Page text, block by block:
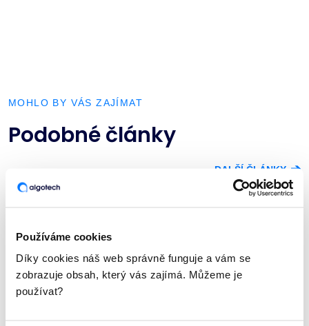
Používáme cookies
Díky cookies náš web správně funguje a vám se
zobrazuje obsah, který vás zajímá. Můžeme je
používat?
MOHLO BY VÁS ZAJÍMAT
Podobné články
DALŠÍ ČLÁNKY ➔